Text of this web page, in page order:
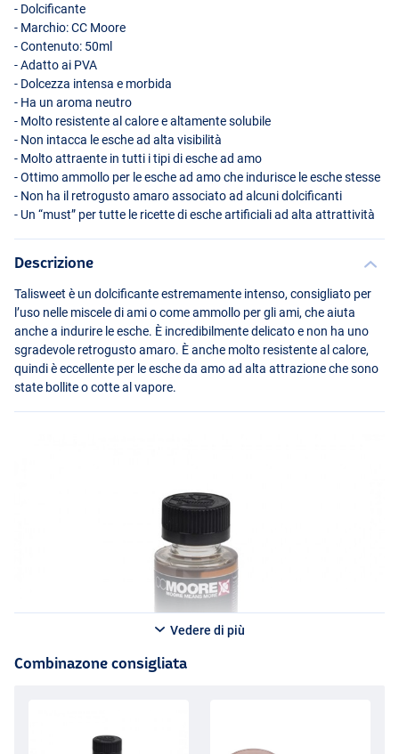
- Dolcificante
- Marchio: CC Moore
- Contenuto: 50ml
- Adatto ai PVA
- Dolcezza intensa e morbida
- Ha un aroma neutro
- Molto resistente al calore e altamente solubile
- Non intacca le esche ad alta visibilità
- Molto attraente in tutti i tipi di esche ad amo
- Ottimo ammollo per le esche ad amo che indurisce le esche stesse
- Non ha il retrogusto amaro associato ad alcuni dolcificanti
- Un “must” per tutte le ricette di esche artificiali ad alta attrattività
Descrizione
Talisweet è un dolcificante estremamente intenso, consigliato per
l’uso nelle miscele di ami o come ammollo per gli ami, che aiuta
anche a indurire le esche. È incredibilmente delicato e non ha uno
sgradevole retrogusto amaro. È anche molto resistente al calore,
quindi è eccellente per le esche da amo ad alta attrazione che sono
state bollite o cotte al vapore.
Vedere di più
Combinazone consigliata